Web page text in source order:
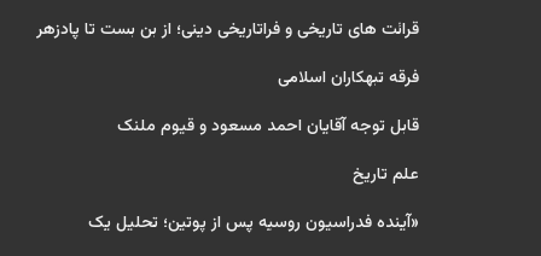
قرائت های تاریخی و فراتاریخی دینی؛ از بن بست تا پادزهر
فرقه تبهکاران اسلامی
قابل توجه آقایان احمد مسعود و قیوم ملنک
علم تاریخ
«آینده فدراسیون روسیه پس از پوتین؛ تحلیل یک